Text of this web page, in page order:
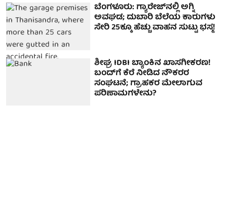
ಬೆಂಗಳೂರು: ಗ್ಯಾರೇಜ್‌ನಲ್ಲಿ ಅಗ್ನಿ
ಅವಘಡ; ದುಬಾರಿ ಬೆಲೆಯ ಕಾರುಗಳು
ಸೇರಿ 25ಕ್ಕೂ ಹೆಚ್ಚು ವಾಹನ ಸುಟ್ಟು ಭಸ್ಮ!
ಶೀಘ್ರ IDBI ಬ್ಯಾಂಕಿನ ಖಾಸಗೀಕರಣ!
ಬಂದ್​​ಗೆ ಕೆರೆ ನೀಡಿದ ನೌಕರರ
ಸಂಘಟನೆ; ಗ್ರಾಹಕರ ಮೇಲಾಗುವ
ಪರಿಣಾಮಗಳೇನು?